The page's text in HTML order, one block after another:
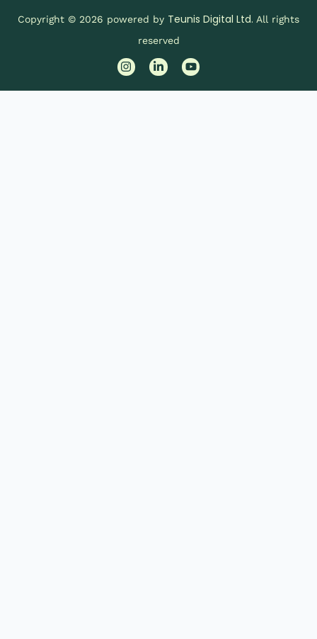
Copyright © 2026 powered by Teunis Digital Ltd. All rights
reserved